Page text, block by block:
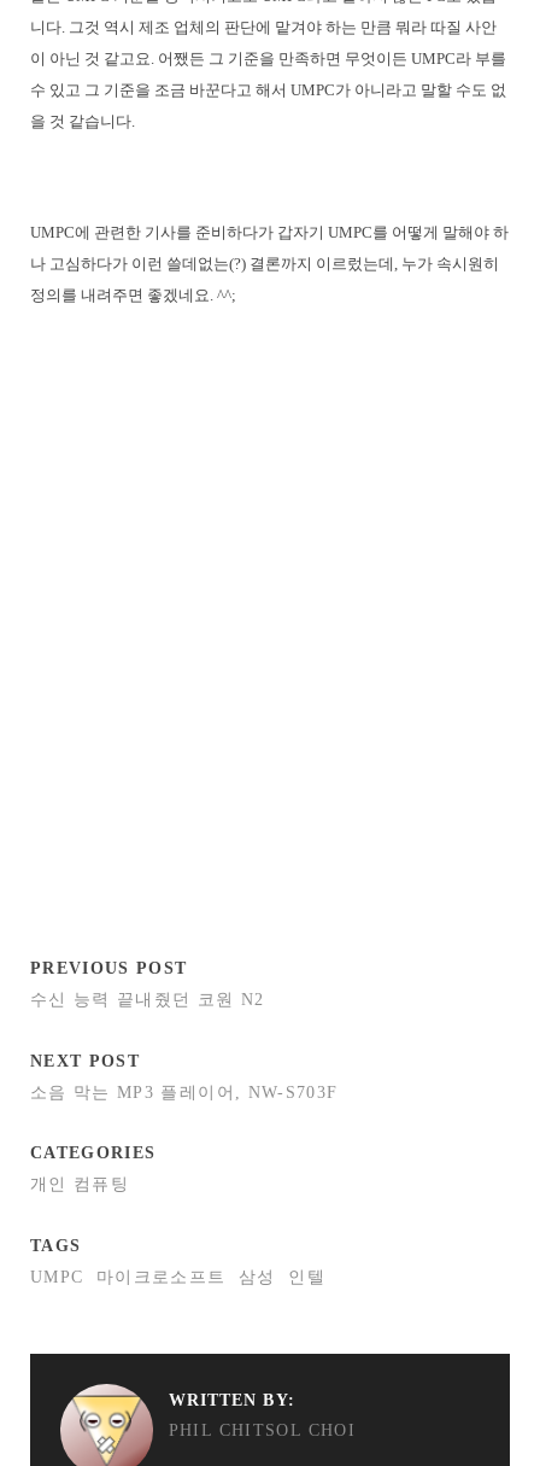
니다. 그것 역시 제조 업체의 판단에 맡겨야 하는 만큼 뭐라 따질 사안
이 아닌 것 같고요. 어쨌든 그 기준을 만족하면 무엇이든 UMPC라 부를
수 있고 그 기준을 조금 바꾼다고 해서 UMPC가 아니라고 말할 수도 없
을 것 같습니다.
UMPC에 관련한 기사를 준비하다가 갑자기 UMPC를 어떻게 말해야 하
나 고심하다가 이런 쓸데없는(?) 결론까지 이르렀는데, 누가 속시원히
정의를 내려주면 좋겠네요. ^^;
PREVIOUS POST
수신 능력 끝내줬던 코원 N2
NEXT POST
소음 막는 MP3 플레이어, NW-S703F
CATEGORIES
개인 컴퓨팅
TAGS
UMPC
마이크로소프트 삼성 인텔
WRITTEN BY:
PHIL CHITSOL CHOI